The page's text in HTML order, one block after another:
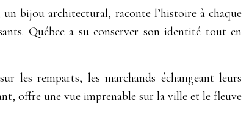
bijou architectural, raconte l’histoire à chaque
Québec a su conserver son identité tout en
les remparts, les marchands échangeant leurs
offre une vue imprenable sur la ville et le fleuve